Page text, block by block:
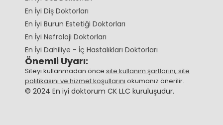
En İyi Diş Doktorları
En İyi Burun Estetiği Doktorları
En İyi Nefroloji Doktorları
En İyi Dahiliye - İç Hastalıkları Doktorları
Önemli Uyarı:
Siteyi kullanmadan önce site kullanım şartlarını, site
politikasını ve hizmet koşullarını okumanız önerilir.
© 2024 En iyi doktorum CK LLC kuruluşudur.